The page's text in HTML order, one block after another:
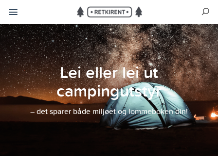
Lei eller lei ut
campingutstyr
– det sparer både miljøet og lommeboken din!